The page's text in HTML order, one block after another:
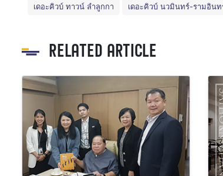
เดอะคิวบ์ ทาวน์ ลำลูกกา เดอะคิวบ์ นวมินทร์-รามอินท
RELATED ARTICLE